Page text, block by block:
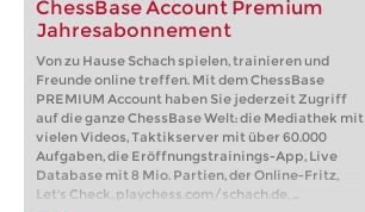
ChessBase Account Premium
Jahresabonnement
Von zu Hause Schach spielen, trainieren und
Freunde online treffen. Mit dem ChessBase
PREMIUM Account haben Sie jederzeit Zugriff
auf die ganze ChessBase Welt: die Mediathek mit
vielen Videos, Taktikserver mit über 60.000
Aufgaben, die Eröffnungstrainings-App, Live
Database mit 8 Mio. Partien, der Online-Fritz,
Let's Check, playchess.com/schach.de, ...